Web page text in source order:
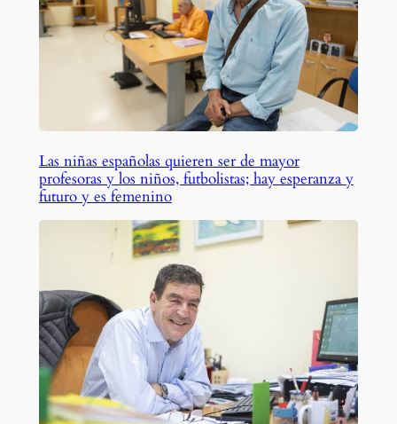
Las niñas españolas quieren ser de mayor
profesoras y los niños, futbolistas; hay esperanza y
futuro y es femenino